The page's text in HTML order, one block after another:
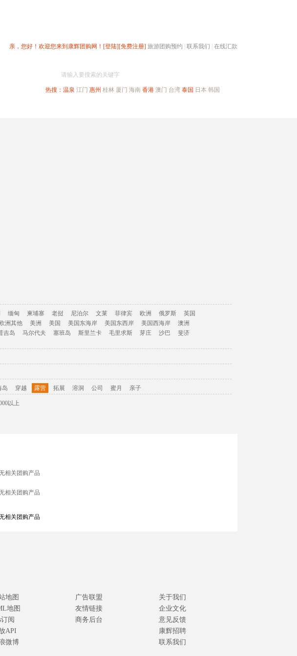
亲，您好！欢迎您来到康辉团购网！ [登陆][免费注册] 旅游团购预约 联系我们 在线汇款
请输入要搜索的关键字
热搜： 温泉 江门 惠州 桂林 厦门 海南 香港 澳门 台湾 泰国 日本 韩国
缅甸 柬埔寨 老挝 尼泊尔 文莱 菲律宾 欧洲 俄罗斯
英国
欧洲其他 美洲 美国 美国东海岸 美国东西岸 美国西海岸
澳洲
吉岛 马尔代夫 塞班岛 斯里兰卡 毛里求斯 芽庄 沙巴
斐济
岛 穿越 露营 拓展 溶洞 公司 蜜月 亲子
以上
地图
地图
订阅
API
微博
广告联盟
友情链接
商务后台
关于我们
企业文化
意见反馈
康辉招聘
联系我们